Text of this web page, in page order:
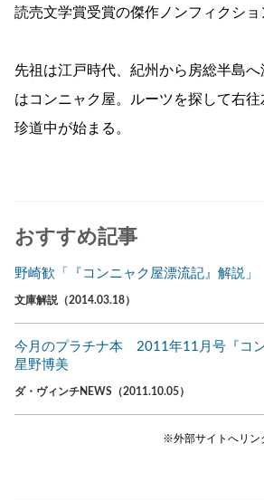
読売文学賞受賞の傑作ノンフィクショ
先祖は江戸時代、紀州から房総半島
はコンニャク屋。ルーツを探して右
珍道中が始まる。
おすすめ記事
野崎歓「『コンニャク屋漂流記』解説」
文庫解説（2014.03.18）
今月のプラチナ本 2011年11月号『コ
星野博美
ダ・ヴィンチNEWS（2011.10.05）
※外部サイトへリン